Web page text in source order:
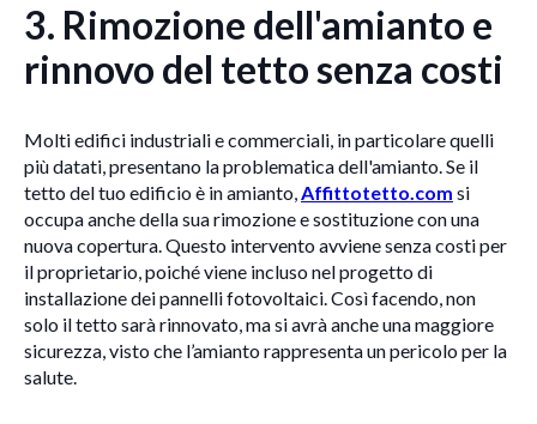
3. Rimozione dell'amianto e
rinnovo del tetto senza costi
Molti edifici industriali e commerciali, in particolare quelli
più datati, presentano la problematica dell'amianto. Se il
tetto del tuo edificio è in amianto,Affittotetto.com si
occupa anche della sua rimozione e sostituzione con una
nuova copertura. Questo intervento avviene senza costi per
il proprietario, poiché viene incluso nel progetto di
installazione dei pannelli fotovoltaici. Così facendo, non
solo il tetto sarà rinnovato, ma si avrà anche una maggiore
sicurezza, visto che l’amianto rappresenta un pericolo per la
salute.